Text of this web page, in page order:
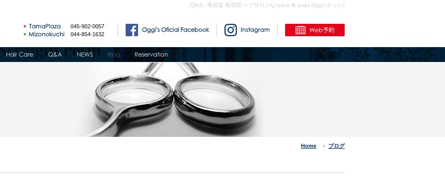
Q&A - 美容室 美容院 ヘアサロンならhair & make Oggi (オッジ)
045-902-0057
044-854-1632
Home ブログ